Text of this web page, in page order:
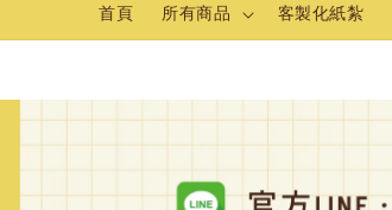
首頁 所有商品 客製化紙紮